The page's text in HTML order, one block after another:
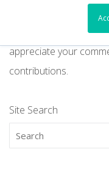
hints and insights. In
about SAP's products
appreciate your
contributions.
Site Search